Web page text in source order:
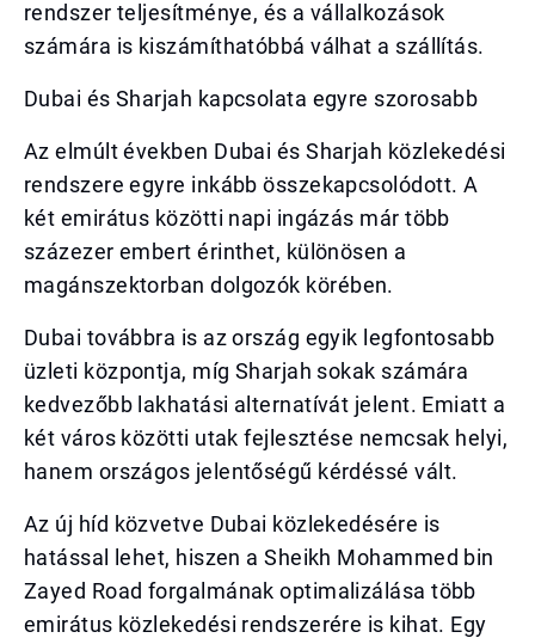
rendszer teljesítménye, és a vállalkozások
számára is kiszámíthatóbbá válhat a szállítás.
Dubai és Sharjah kapcsolata egyre szorosabb
Az elmúlt években Dubai és Sharjah közlekedési
rendszere egyre inkább összekapcsolódott. A
két emirátus közötti napi ingázás már több
százezer embert érinthet, különösen a
magánszektorban dolgozók körében.
Dubai továbbra is az ország egyik legfontosabb
üzleti központja, míg Sharjah sokak számára
kedvezőbb lakhatási alternatívát jelent. Emiatt a
két város közötti utak fejlesztése nemcsak helyi,
hanem országos jelentőségű kérdéssé vált.
Az új híd közvetve Dubai közlekedésére is
hatással lehet, hiszen a Sheikh Mohammed bin
Zayed Road forgalmának optimalizálása több
emirátus közlekedési rendszerére is kihat. Egy